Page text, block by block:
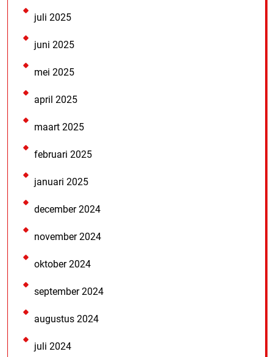
juli 2025
juni 2025
mei 2025
april 2025
maart 2025
februari 2025
januari 2025
december 2024
november 2024
oktober 2024
september 2024
augustus 2024
juli 2024